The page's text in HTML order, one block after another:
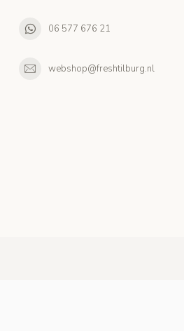
06 577 676 21
webshop@freshtilburg.nl